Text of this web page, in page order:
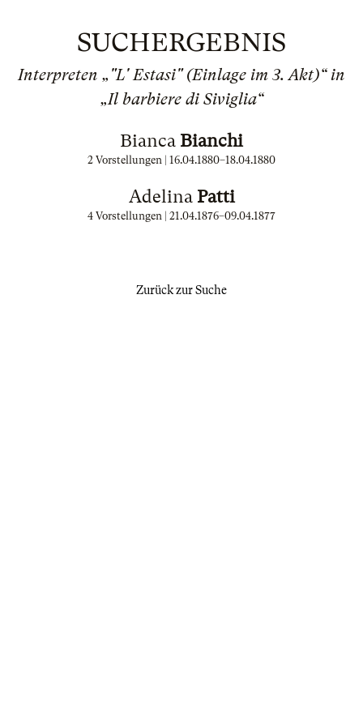
SUCHERGEBNIS
Interpreten „"L' Estasi" (Einlage im 3. Akt)“ in
„Il barbiere di Siviglia“
Bianca Bianchi
2 Vorstellungen | 16.04.1880–18.04.1880
Adelina Patti
4 Vorstellungen | 21.04.1876–09.04.1877
Zurück zur Suche